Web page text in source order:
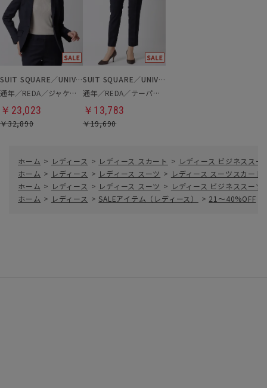
SUIT SQUARE／UNIVERSAL LANGUAGE／WHITE
通年／REDA／ジャケット
￥23,023
￥32,890
SUIT SQUARE／UNIVERSAL LANGUAGE／WHITE
通年／REDA／テーパードパンツ
￥13,783
￥19,690
ホーム > レディース > レディース スカート > レディース ビジネススー
ホーム > レディース > レディース スーツ > レディース スーツスカート
ホーム > レディース > レディース スーツ > レディース ビジネススーツ
ホーム > レディース > SALEアイテム（レディース） > 21～40%OFF